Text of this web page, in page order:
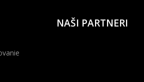
NAŠI PARTNERI